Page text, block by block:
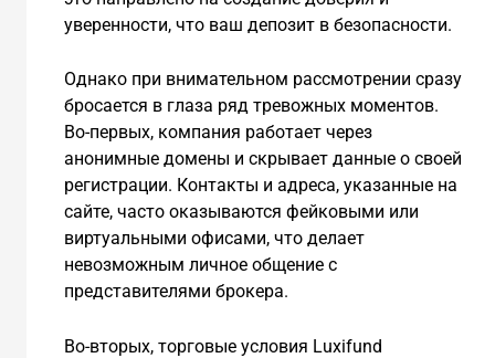
уверенности, что ваш депозит в безопасности.
Однако при внимательном рассмотрении сразу
бросается в глаза ряд тревожных моментов.
Во-первых, компания работает через
анонимные домены и скрывает данные о своей
регистрации. Контакты и адреса, указанные на
сайте, часто оказываются фейковыми или
виртуальными офисами, что делает
невозможным личное общение с
представителями брокера.
Во-вторых, торговые условия Luxifund